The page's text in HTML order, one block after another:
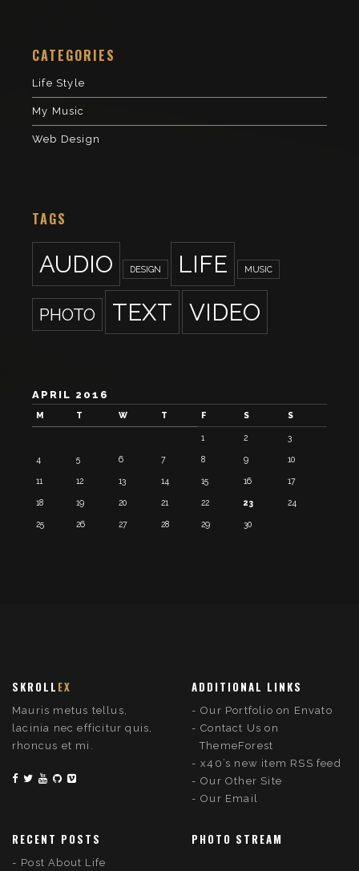
CATEGORIES
Life Style
My Music
Web Design
TAGS
AUDIO DESIGN LIFE MUSIC
PHOTO TEXT VIDEO
APRIL 2016
M T W T F S S
1 2 3
4 5 6 7 8 9 10
11 12 13 14 15 16 17
18 19 20 21 22 23 24
25 26 27 28 29 30
SKROLL EX
Mauris metus tellus,
lacinia nec efficitur quis,
rhoncus et mi.
ADDITIONAL LINKS
Our Portfolio on Envato
Contact Us on
ThemeForest
x40’s new item RSS feed
Our Other Site
Our Email
RECENT POSTS
Post About Life
PHOTO STREAM